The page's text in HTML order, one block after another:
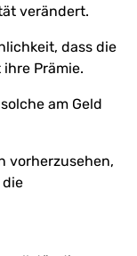
verändert.
dass die
Prämie.
am Geld
vorherzusehen,